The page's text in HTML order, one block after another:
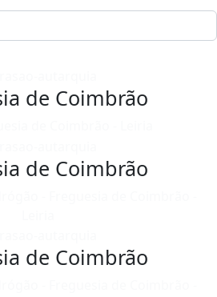
de Coimbrão
de Coimbrão
de Coimbrão